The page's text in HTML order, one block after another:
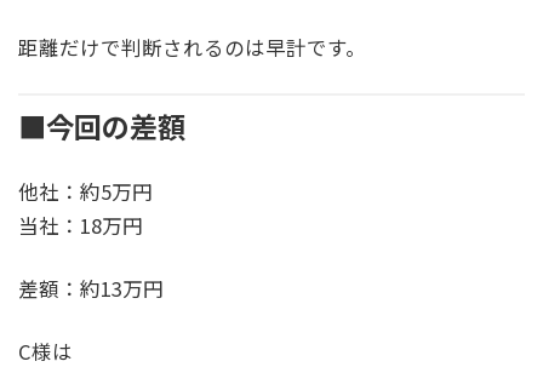
距離だけで判断されるのは早計です。
■今回の差額
他社：約5万円
当社：18万円
差額：約13万円
C様は